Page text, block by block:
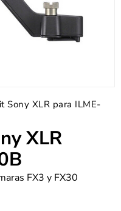
Sony XLR para ILME-
XLR
FX3 y FX30